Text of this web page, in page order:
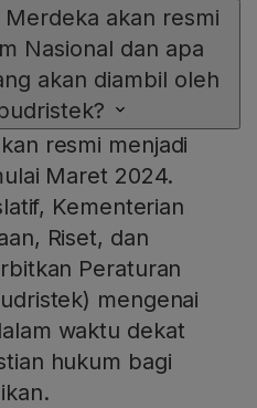
akan resmi
Nasional dan apa
akan diambil oleh
resmi menjadi
Maret 2024.
Kementerian
Riset, dan
Peraturan
mengenai
waktu dekat
hukum bagi